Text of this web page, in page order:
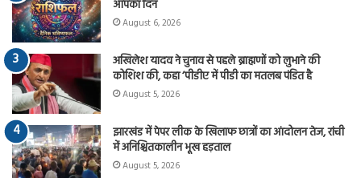
आपका दिन
August 6, 2026
अखिलेश यादव ने चुनाव से पहले ब्राह्मणों को लुभाने की
कोशिश की, कहा ‘पीडीए में पीडी का मतलब पंडित है
August 5, 2026
झारखंड में पेपर लीक के खिलाफ छात्रों का आंदोलन तेज, रांची
में अनिश्चितकालीन भूख हड़ताल
August 5, 2026